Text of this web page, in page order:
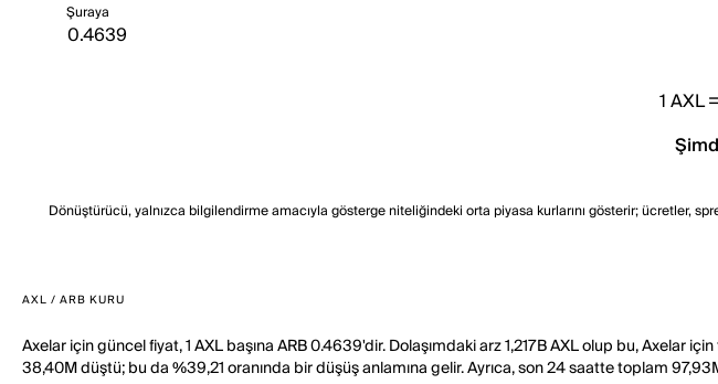
Şuraya
1AXL=
Dönüştürücü, yalnızca bilgilendirme amacıyla gösterge niteliğindeki orta piyasa kurlarını gösterir; ücretler,
AXL / ARB KURU
Axelar için güncel fiyat, 1 AXL başına ARB 0.4639'dir. Dolaşımdaki arz 1,217B AXL olup bu,
38,40M düştü; bu da %39,21 oranında bir düşüş anlamına gelir. Ayrıca, son 24 saatte toplam